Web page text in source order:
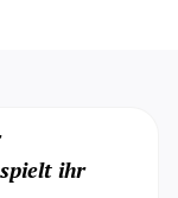
ihr